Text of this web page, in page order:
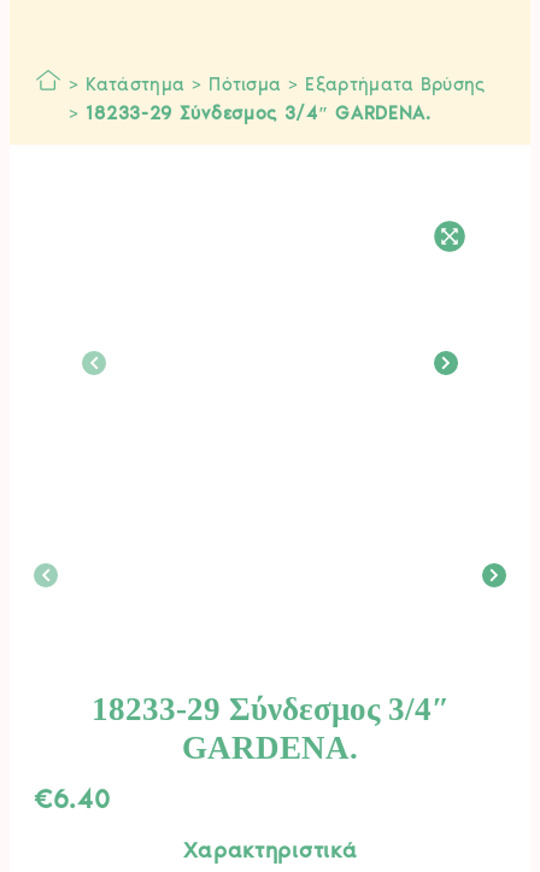
> Κατάστημα > Πότισμα > Εξαρτήματα Βρύσης
> 18233-29 Σύνδεσμος 3/4″ GARDENA.
18233-29 Σύνδεσμος 3/4″
GARDENA.
€6.40
Χαρακτηριστικά